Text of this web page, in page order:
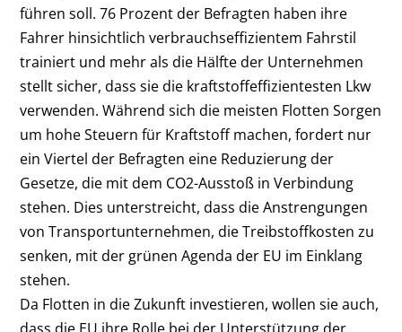
führen soll. 76 Prozent der Befragten haben ihre
Fahrer hinsichtlich verbrauchseffizientem Fahrstil
trainiert und mehr als die Hälfte der Unternehmen
stellt sicher, dass sie die kraftstoffeffizientesten Lkw
verwenden. Während sich die meisten Flotten Sorgen
um hohe Steuern für Kraftstoff machen, fordert nur
ein Viertel der Befragten eine Reduzierung der
Gesetze, die mit dem CO2-Ausstoß in Verbindung
stehen. Dies unterstreicht, dass die Anstrengungen
von Transportunternehmen, die Treibstoffkosten zu
senken, mit der grünen Agenda der EU im Einklang
stehen.
Da Flotten in die Zukunft investieren, wollen sie auch,